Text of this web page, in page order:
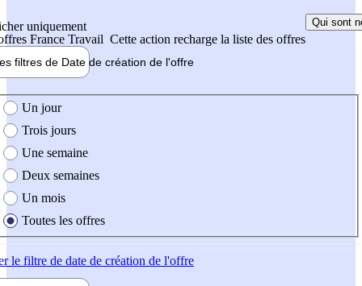
uniquement
France Travail Cette action recharge la liste des offres
Qui sont
filtres de Date de création de l'offre
création de l'offre
Un jour
Trois jours
Une semaine
Deux semaines
Un mois
Toutes les offres
le filtre de date de création de l'offre